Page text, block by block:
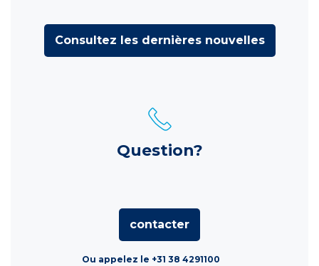
Consultez les dernières nouvelles
Question?
contacter
Ou appelez le +31 38 4291100